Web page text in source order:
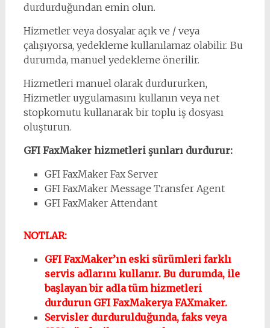
durdurduğundan emin olun.
Hizmetler veya dosyalar açık ve / veya
çalışıyorsa, yedekleme kullanılamaz olabilir. Bu
durumda, manuel yedekleme önerilir.
Hizmetleri manuel olarak durdururken,
Hizmetler uygulamasını kullanın veya net
stopkomutu kullanarak bir toplu iş dosyası
oluşturun.
GFI FaxMaker hizmetleri şunları durdurur:
GFI FaxMaker Fax Server
GFI FaxMaker Message Transfer Agent
GFI FaxMaker Attendant
NOTLAR:
GFI FaxMaker’ın eski sürümleri farklı
servis adlarını kullanır. Bu durumda, ile
başlayan bir adla tüm hizmetleri
durdurun GFI FaxMakerya FAXmaker.
Servisler durdurulduğunda, faks veya